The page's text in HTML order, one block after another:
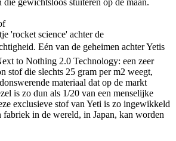
die gewichtsloos stuiteren op de maan.
'rocket science' achter de
Eén van de geheimen achter Yetis
to Nothing 2.0 Technology: een zeer
stof die slechts 25 gram per m2 weegt,
materiaal dat op de markt
is zo dun als 1/20 van een menselijke
exclusieve stof van Yeti is zo ingewikkeld
fabriek in de wereld, in Japan, kan worden